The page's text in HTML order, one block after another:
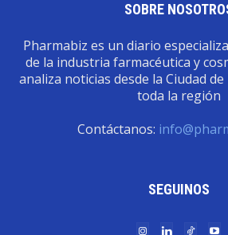
SOBRE
Pharmabiz es un diario
de la industria farmacéutica y
analiza noticias desde la Ciudad
toda la región
Contáctanos:
SEGUINOS